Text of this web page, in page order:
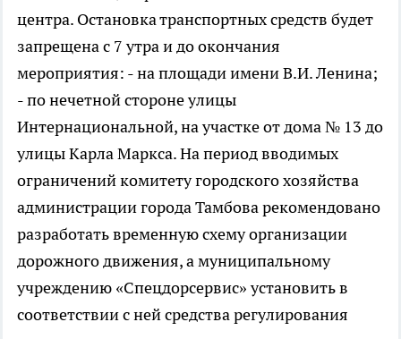
центра. Остановка транспортных средств будет
запрещена с 7 утра и до окончания
мероприятия: - на площади имени В.И. Ленина;
- по нечетной стороне улицы
Интернациональной, на участке от дома № 13 до
улицы Карла Маркса. На период вводимых
ограничений комитету городского хозяйства
администрации города Тамбова рекомендовано
разработать временную схему организации
дорожного движения, а муниципальному
учреждению «Спецдорсервис» установить в
соответствии с ней средства регулирования